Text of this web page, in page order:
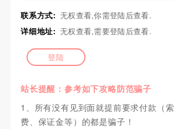
联系方式: 无权查看,你需登陆后查看.
详细地址: 无权查看,需要登陆后查看.
登陆
站长提醒：参考如下攻略防范骗子
1、所有没有见到面就提前要求付款（
费、保证金等）的都是骗子！